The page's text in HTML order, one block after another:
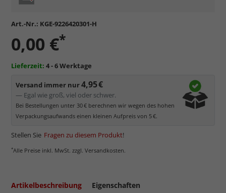
Art.-Nr.: KGE-9226420301-H
0,00 €*
Lieferzeit: 4 - 6 Werktage
Versand immer nur4,95 €
— Egal wie groß, viel oder schwer.
Bei Bestellungen unter 30 € berechnen wir wegen des hohen
Verpackungsaufwands einen kleinen Aufpreis von 5 €.
Stellen Sie Fragen zu diesem Produkt!
*Alle Preise inkl. MwSt. zzgl. Versandkosten.
Artikelbeschreibung Eigenschaften